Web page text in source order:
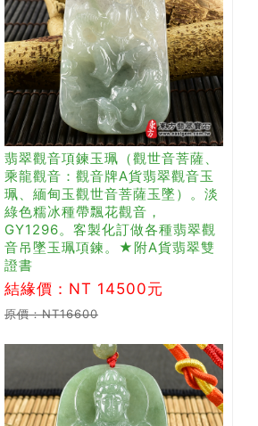
翡翠觀音項鍊玉珮（觀世音菩薩、
乘龍觀音：觀音牌A貨翡翠觀音玉
珮、緬甸玉觀世音菩薩玉墜）。淡
綠色糯冰種帶飄花觀音，
GY1296。客製化訂做各種翡翠觀
音吊墜玉珮項鍊。★附A貨翡翠雙
證書
結緣價：NT 14500元
原價：NT16600